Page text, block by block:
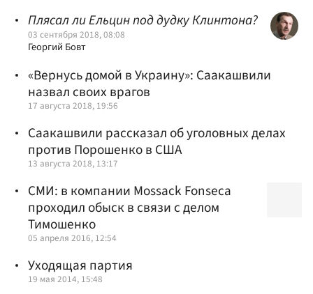
Плясал ли Ельцин под дудку Клинтона?
03 сентября 2018, 08:08
Георгий Бовт
«Вернусь домой в Украину»: Саакашвили
назвал своих врагов
17 августа 2018, 19:56
Саакашвили рассказал об уголовных делах
против Порошенко в США
13 августа 2018, 13:17
СМИ: в компании Mossack Fonseca
проходил обыск в связи с делом
Тимошенко
05 апреля 2016, 12:54
Уходящая партия
19 мая 2014, 15:48